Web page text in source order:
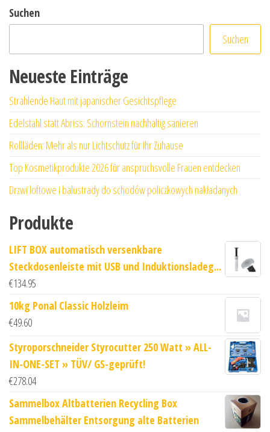
Suchen
Suchen
Neueste Einträge
Strahlende Haut mit japanischer Gesichtspflege
Edelstahl statt Abriss: Schornstein nachhaltig sanieren
Rollläden: Mehr als nur Lichtschutz für Ihr Zuhause
Top Kosmetikprodukte 2026 für anspruchsvolle Frauen entdecken
Drzwi loftowe i balustrady do schodów policzkowych nakładanych
Produkte
LIFT BOX automatisch versenkbare
Steckdosenleiste mit USB und Induktionsladeg...
€134.95
10kg Ponal Classic Holzleim
€49.60
Styroporschneider Styrocutter 250 Watt » ALL-
IN-ONE-SET » TÜV/ GS-geprüft!
€278.04
Sammelbox Altbatterien Recycling Box
Sammelbehälter Entsorgung alte Batterien